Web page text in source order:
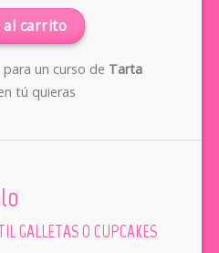
al carrito
para un curso de Tarta
tú quieras
GALLETAS O CUPCAKES